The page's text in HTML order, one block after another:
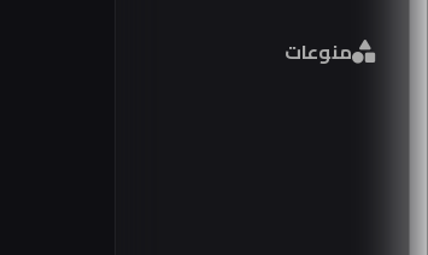
منوعات